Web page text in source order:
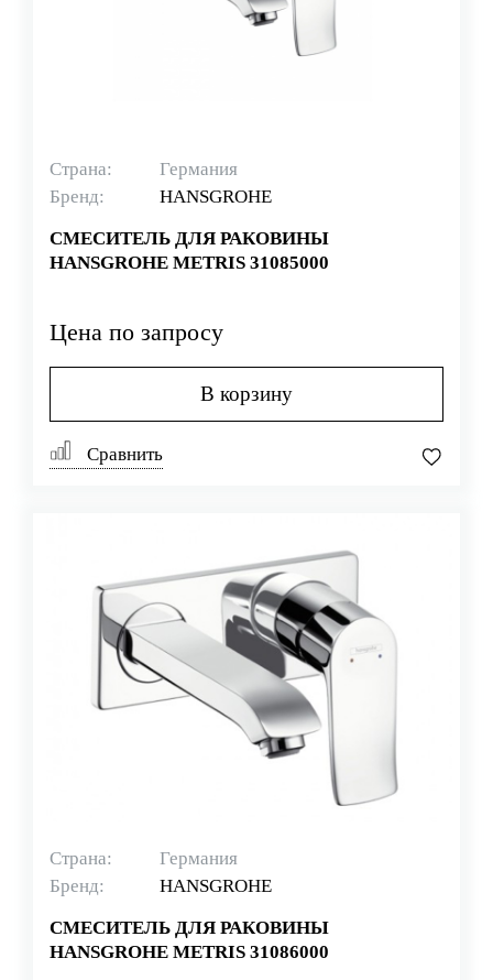
Страна:
Германия
Бренд:
HANSGROHE
СМЕСИТЕЛЬ ДЛЯ РАКОВИНЫ
HANSGROHE METRIS 31085000
Цена по запросу
В корзину
Сравнить
Страна:
Германия
Бренд:
HANSGROHE
СМЕСИТЕЛЬ ДЛЯ РАКОВИНЫ
HANSGROHE METRIS 31086000